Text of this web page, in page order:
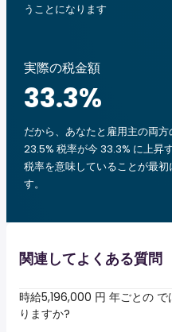
うことになります
実際の税金額
33.3%
だから、あなたと雇用主の両
23.5% 税率が今 33.3% に上昇
税率を意味していることが最
す。
関連してよくある質問
時給5,196,000 円 年ごとの
りますか?